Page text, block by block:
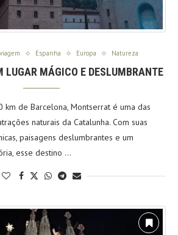
Espanha Europa Natureza
LUGAR MÁGICO E DESLUMBRANTE
km de Barcelona, Montserrat é uma das
naturais da Catalunha. Com suas
paisagens deslumbrantes e um
esse destino …